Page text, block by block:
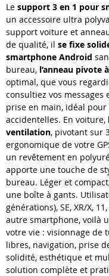
Le support 3 en 1 pour
un accessoire ultra
support voiture et
de qualité, il se fixe
smartphone Android
bureau, l’anneau pivote à
optimal, que vous
consultiez vos messages
prise en main, idéal pour
accidentelles. En voiture,
ventilation, pivotant sur
ergonomique de votre
un revêtement en
apporte une touche de
bureau. Léger et
une boîte à gants.
générations), SE, XR/X,
autre smartphone, voilà
votre vie : visionnage de
libres, navigation, prise
solidité, esthétique et
solution complète et